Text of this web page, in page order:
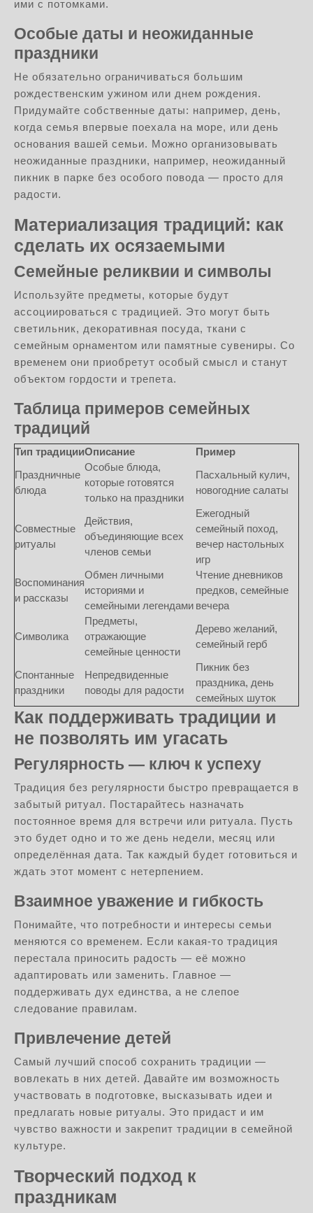
ими с потомками.
Особые даты и неожиданные
праздники
Не обязательно ограничиваться большим
рождественским ужином или днем рождения.
Придумайте собственные даты: например, день,
когда семья впервые поехала на море, или день
основания вашей семьи. Можно организовывать
неожиданные праздники, например, неожиданный
пикник в парке без особого повода — просто для
радости.
Материализация традиций: как
сделать их осязаемыми
Семейные реликвии и символы
Используйте предметы, которые будут
ассоциироваться с традицией. Это могут быть
светильник, декоративная посуда, ткани с
семейным орнаментом или памятные сувениры. Со
временем они приобретут особый смысл и станут
объектом гордости и трепета.
Таблица примеров семейных
традиций
Тип традицииОписание
Пример
Праздничные
блюда
Особые блюда,
которые готовятся
только на праздники
Пасхальный кулич,
новогодние салаты
Совместные
ритуалы
Действия,
объединяющие всех
членов семьи
Ежегодный
семейный поход,
вечер настольных
игр
Воспоминания
и рассказы
Обмен личными
историями и
семейными легендами
Чтение дневников
предков, семейные
вечера
Символика
Предметы,
отражающие
семейные ценности
Дерево желаний,
семейный герб
Спонтанные
праздники
Непредвиденные
поводы для радости
Пикник без
праздника, день
семейных шуток
Как поддерживать традиции и
не позволять им угасать
Регулярность — ключ к успеху
Традиция без регулярности быстро превращается в
забытый ритуал. Постарайтесь назначать
постоянное время для встречи или ритуала. Пусть
это будет одно и то же день недели, месяц или
определённая дата. Так каждый будет готовиться и
ждать этот момент с нетерпением.
Взаимное уважение и гибкость
Понимайте, что потребности и интересы семьи
меняются со временем. Если какая-то традиция
перестала приносить радость — её можно
адаптировать или заменить. Главное —
поддерживать дух единства, а не слепое
следование правилам.
Привлечение детей
Самый лучший способ сохранить традиции —
вовлекать в них детей. Давайте им возможность
участвовать в подготовке, высказывать идеи и
предлагать новые ритуалы. Это придаст и им
чувство важности и закрепит традиции в семейной
культуре.
Творческий подход к
праздникам